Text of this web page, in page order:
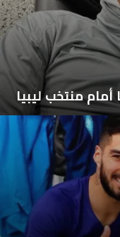
أمام منتخب ليبيا